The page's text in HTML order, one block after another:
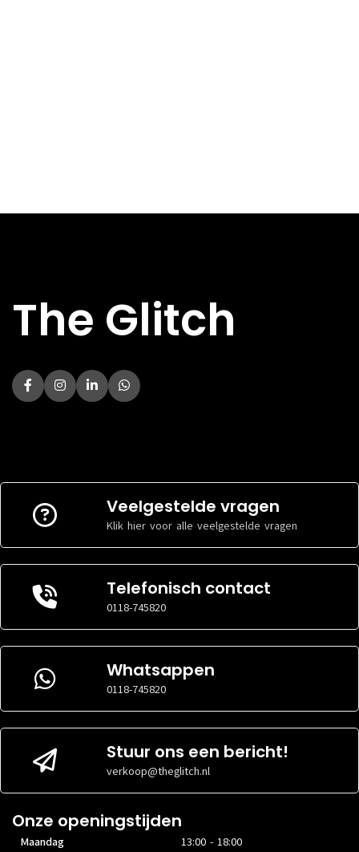
The Glitch
Veelgestelde vragen
Klik hier voor alle veelgestelde vragen
Telefonisch contact
0118-745820
Whatsappen
0118-745820
Stuur ons een bericht!
verkoop@theglitch.nl
Onze openingstijden
Maandag
13:00 - 18:00